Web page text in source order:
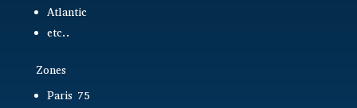
Atlantic
etc..
Zones
Paris 75